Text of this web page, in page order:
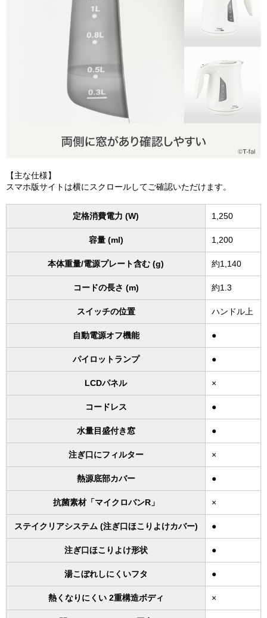
【主な仕様】
スマホ版サイトは横にスクロールしてご確認いただけます。
定格消費電力 (W) 1,250
容量 (ml) 1,200
本体重量/電源プレート含む (g) 約1,140
コードの長さ (m) 約1.3
スイッチの位置 ハンドル上
自動電源オフ機能 ●
パイロットランプ ●
LCDパネル ×
コードレス ●
水量目盛付き窓 ●
注ぎ口にフィルター ×
熱源底部カバー ●
抗菌素材「マイクロバンR」 ×
ステイクリアシステム (注ぎ口ほこりよけカバー) ●
注ぎ口ほこりよけ形状 ●
湯こぼれしにくいフタ ●
熱くなりにくい 2重構造ボディ ×